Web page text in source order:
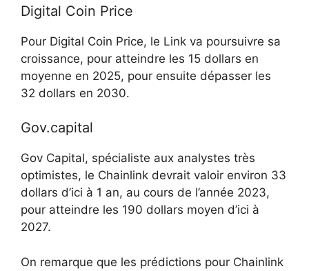
Digital Coin Price
Pour Digital Coin Price, le Link va poursuivre sa
croissance, pour atteindre les 15 dollars en
moyenne en 2025, pour ensuite dépasser les
32 dollars en 2030.
Gov.capital
Gov Capital, spécialiste aux analystes très
optimistes, le Chainlink devrait valoir environ 33
dollars d’ici à 1 an, au cours de l’année 2023,
pour atteindre les 190 dollars moyen d’ici à
2027.
On remarque que les prédictions pour Chainlink